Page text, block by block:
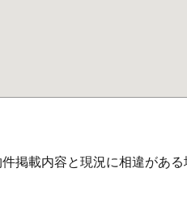
掲載内容と現況に相違があ